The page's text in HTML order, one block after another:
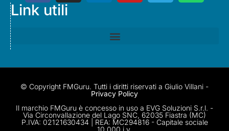
Link utili
© Copyright FMGuru. Tutti i diritti riservati a Giulio Villani -
Privacy Policy
Il marchio FMGuru è concesso in uso a EVG Soluzioni S.r.l. -
Via Circonvallazione del Lago SNC, 62035 Fiastra (MC)
P.IVA: 02121630434 | REA: MC294816 - Capitale sociale